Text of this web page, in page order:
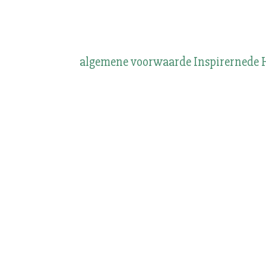
algemene voorwaarde Inspirernede